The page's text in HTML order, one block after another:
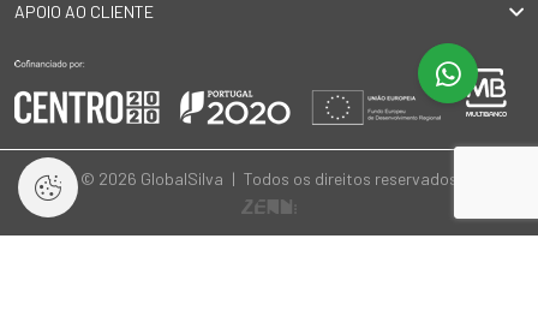
APOIO AO CLIENTE
© 2026 GlobalSilva | Todos os direitos reservados